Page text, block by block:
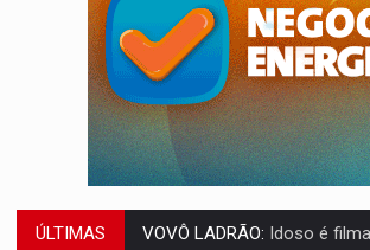
ÚLTIMAS JUSTIÇA:Comarca de Nova